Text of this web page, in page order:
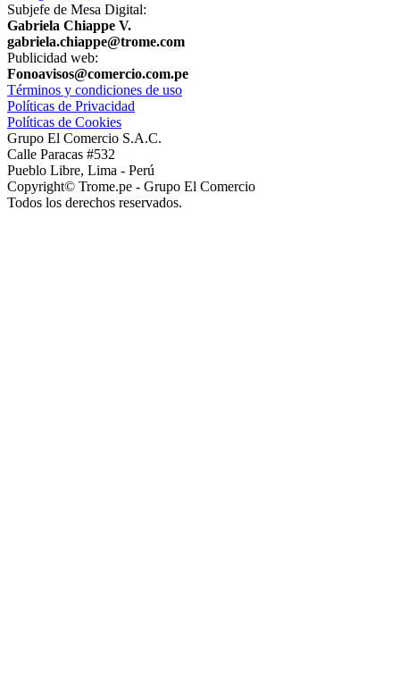
Subjefe de Mesa Digital:
Gabriela Chiappe V.
gabriela.chiappe@trome.com
Publicidad web:
Fonoavisos@comercio.com.pe
Términos y condiciones de uso
Políticas de Privacidad
Políticas de Cookies
Grupo El Comercio S.A.C.
Calle Paracas #532
Pueblo Libre, Lima - Perú
Copyright© Trome.pe - Grupo El Comercio
Todos los derechos reservados.